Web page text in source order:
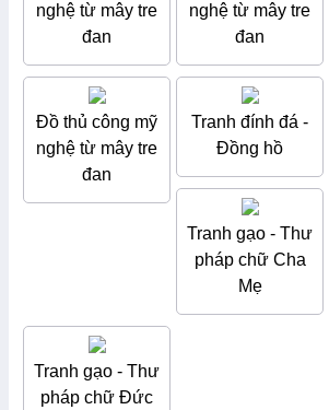
nghệ từ mây tre
đan
nghệ từ mây tre
đan
Đồ thủ công mỹ
nghệ từ mây tre
đan
Tranh đính đá -
Đồng hồ
Tranh gạo - Thư
pháp chữ Cha
Mẹ
Tranh gạo - Thư
pháp chữ Đức